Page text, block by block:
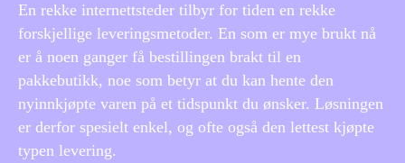
En rekke internettsteder tilbyr for tiden en rekke
forskjellige leveringsmetoder. En som er mye brukt nå
er å noen ganger få bestillingen brakt til en
pakkebutikk, noe som betyr at du kan hente den
nyinnkjøpte varen på et tidspunkt du ønsker. Løsningen
er derfor spesielt enkel, og ofte også den lettest kjøpte
typen levering.